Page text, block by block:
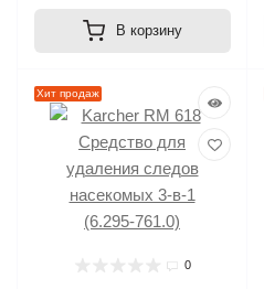
В корзину
Хит продаж
0